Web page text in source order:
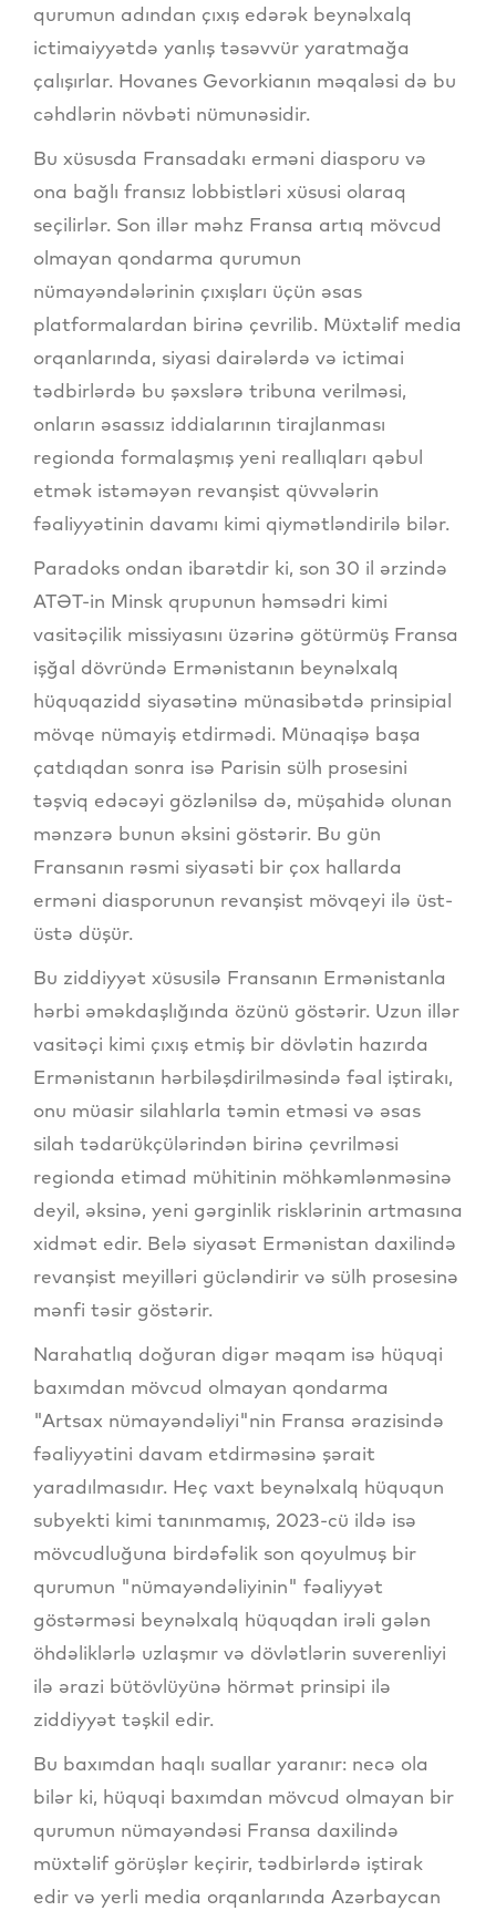
qurumun adından çıxış edərək beynəlxalq
ictimaiyyətdə yanlış təsəvvür yaratmağa
çalışırlar. Hovanes Gevorkianın məqaləsi də bu
cəhdlərin növbəti nümunəsidir.
Bu xüsusda Fransadakı erməni diasporu və
ona bağlı fransız lobbistləri xüsusi olaraq
seçilirlər. Son illər məhz Fransa artıq mövcud
olmayan qondarma qurumun
nümayəndələrinin çıxışları üçün əsas
platformalardan birinə çevrilib. Müxtəlif media
orqanlarında, siyasi dairələrdə və ictimai
tədbirlərdə bu şəxslərə tribuna verilməsi,
onların əsassız iddialarının tirajlanması
regionda formalaşmış yeni reallıqları qəbul
etmək istəməyən revanşist qüvvələrin
fəaliyyətinin davamı kimi qiymətləndirilə bilər.
Paradoks ondan ibarətdir ki, son 30 il ərzində
ATƏT-in Minsk qrupunun həmsədri kimi
vasitəçilik missiyasını üzərinə götürmüş Fransa
işğal dövründə Ermənistanın beynəlxalq
hüquqazidd siyasətinə münasibətdə prinsipial
mövqe nümayiş etdirmədi. Münaqişə başa
çatdıqdan sonra isə Parisin sülh prosesini
təşviq edəcəyi gözlənilsə də, müşahidə olunan
mənzərə bunun əksini göstərir. Bu gün
Fransanın rəsmi siyasəti bir çox hallarda
erməni diasporunun revanşist mövqeyi ilə üst-
üstə düşür.
Bu ziddiyyət xüsusilə Fransanın Ermənistanla
hərbi əməkdaşlığında özünü göstərir. Uzun illər
vasitəçi kimi çıxış etmiş bir dövlətin hazırda
Ermənistanın hərbiləşdirilməsində fəal iştirakı,
onu müasir silahlarla təmin etməsi və əsas
silah tədarükçülərindən birinə çevrilməsi
regionda etimad mühitinin möhkəmlənməsinə
deyil, əksinə, yeni gərginlik risklərinin artmasına
xidmət edir. Belə siyasət Ermənistan daxilində
revanşist meyilləri gücləndirir və sülh prosesinə
mənfi təsir göstərir.
Narahatlıq doğuran digər məqam isə hüquqi
baxımdan mövcud olmayan qondarma
"Artsax nümayəndəliyi"nin Fransa ərazisində
fəaliyyətini davam etdirməsinə şərait
yaradılmasıdır. Heç vaxt beynəlxalq hüququn
subyekti kimi tanınmamış, 2023-cü ildə isə
mövcudluğuna birdəfəlik son qoyulmuş bir
qurumun "nümayəndəliyinin" fəaliyyət
göstərməsi beynəlxalq hüquqdan irəli gələn
öhdəliklərlə uzlaşmır və dövlətlərin suverenliyi
ilə ərazi bütövlüyünə hörmət prinsipi ilə
ziddiyyət təşkil edir.
Bu baxımdan haqlı suallar yaranır: necə ola
bilər ki, hüquqi baxımdan mövcud olmayan bir
qurumun nümayəndəsi Fransa daxilində
müxtəlif görüşlər keçirir, tədbirlərdə iştirak
edir və yerli media orqanlarında Azərbaycan